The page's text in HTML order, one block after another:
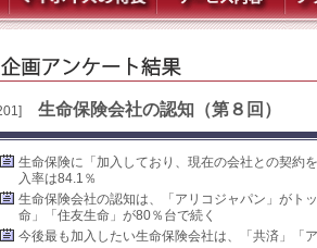
生命保険会社の認知（第８回）
生命保険に「加入しており、現在の会社との契約
入率は84.1％
生命保険会社の認知は、「アリコジャパン」がト
命」「住友生命」が80％台で続く
今後最も加入したい生命保険会社は、「共済」「